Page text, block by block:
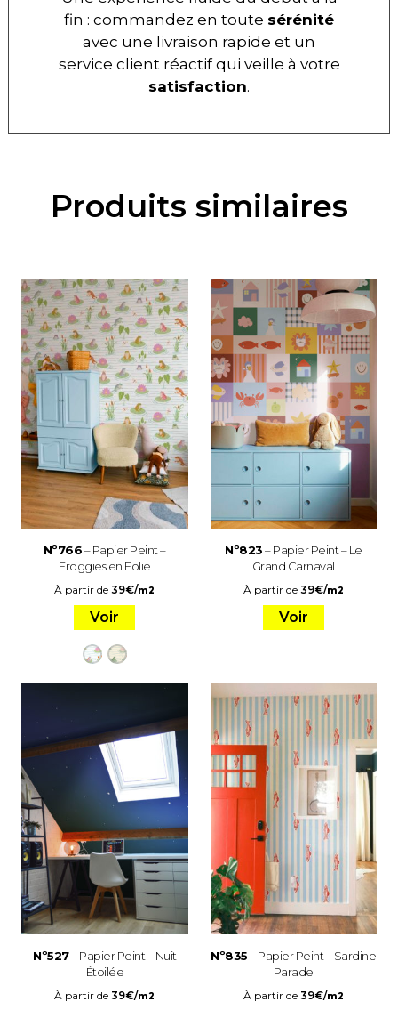
fin : commandez en toute sérénité
avec une livraison rapide et un
service client réactif qui veille à votre
satisfaction.
Produits similaires
Nº766– Papier Peint –
Froggies en Folie
À partir de39€/m2
Voir
Nº823– Papier Peint – Le
Grand Carnaval
À partir de 39€/m2
Voir
Nº527– Papier Peint – Nuit
Étoilée
À partir de39€/m2
Nº835– Papier Peint – Sardine
Parade
À partir de 39€/m2